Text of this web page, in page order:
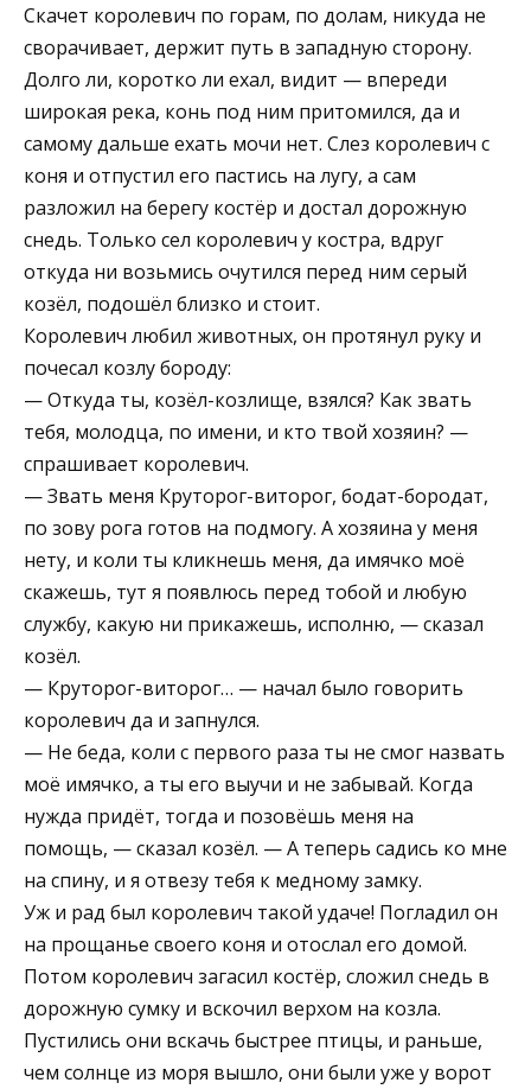
Скачет королевич по горам, по долам, никуда не
сворачивает, держит путь в западную сторону.
Долго ли, коротко ли ехал, видит — впереди
широкая река, конь под ним притомился, да и
самому дальше ехать мочи нет. Слез королевич с
коня и отпустил его пастись на лугу, а сам
разложил на берегу костёр и достал дорожную
снедь. Только сел королевич у костра, вдруг
откуда ни возьмись очутился перед ним серый
козёл, подошёл близко и стоит.
Королевич любил животных, он протянул руку и
почесал козлу бороду:
— Откуда ты, козёл-козлище, взялся? Как звать
тебя, молодца, по имени, и кто твой хозяин? —
спрашивает королевич.
— Звать меня Круторог-виторог, бодат-бородат,
по зову рога готов на подмогу. А хозяина у меня
нету, и коли ты кликнешь меня, да имячко моё
скажешь, тут я появлюсь перед тобой и любую
службу, какую ни прикажешь, исполню, — сказал
козёл.
— Круторог-виторог… — начал было говорить
королевич да и запнулся.
— Не беда, коли с первого раза ты не смог назвать
моё имячко, а ты его выучи и не забывай. Когда
нужда придёт, тогда и позовёшь меня на
помощь, — сказал козёл. — А теперь садись ко мне
на спину, и я отвезу тебя к медному замку.
Уж и рад был королевич такой удаче! Погладил он
на прощанье своего коня и отослал его домой.
Потом королевич загасил костёр, сложил снедь в
дорожную сумку и вскочил верхом на козла.
Пустились они вскачь быстрее птицы, и раньше,
чем солнце из моря вышло, они были уже у ворот